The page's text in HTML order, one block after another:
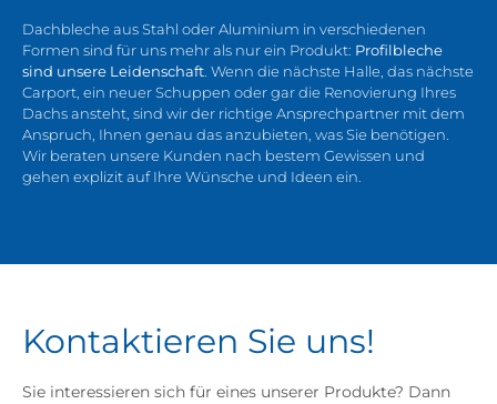
Dachbleche aus Stahl oder Aluminium in verschiedenen
Formen sind für uns mehr als nur ein Produkt: Profilbleche
sind unsere Leidenschaft . Wenn die nächste Halle, das nächste
Carport, ein neuer Schuppen oder gar die Renovierung Ihres
Dachs ansteht, sind wir der richtige Ansprechpartner mit dem
Anspruch, Ihnen genau das anzubieten, was Sie benötigen.
Wir beraten unsere Kunden nach bestem Gewissen und
gehen explizit auf Ihre Wünsche und Ideen ein.
Kontaktieren Sie uns!
Sie interessieren sich für eines unserer Produkte? Dann